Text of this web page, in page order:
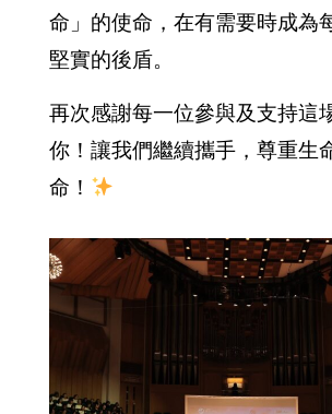
命」的使命，在有需要時成為
堅實的後盾。
再次感謝每一位參與及支持這
你！讓我們繼續攜手，尊重生
命！